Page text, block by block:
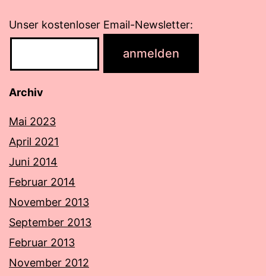
Unser kostenloser Email-Newsletter:
Archiv
Mai 2023
April 2021
Juni 2014
Februar 2014
November 2013
September 2013
Februar 2013
November 2012